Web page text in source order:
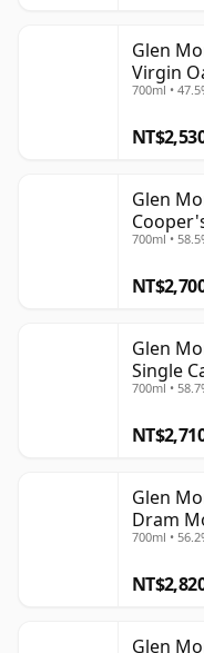
Glen
Virgin
700ml •
Glen
700ml •
Glen
Single
700ml •
Glen
Dram
700ml •
Glen